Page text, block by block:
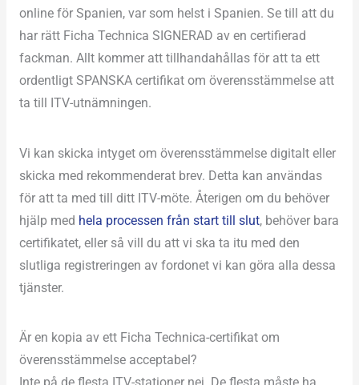
online för Spanien, var som helst i Spanien. Se till att du
har rätt Ficha Technica SIGNERAD av en certifierad
fackman. Allt kommer att tillhandahållas för att ta ett
ordentligt SPANSKA certifikat om överensstämmelse att
ta till ITV-utnämningen.
Vi kan skicka intyget om överensstämmelse digitalt eller
skicka med rekommenderat brev. Detta kan användas
för att ta med till ditt ITV-möte. Återigen om du behöver
hjälp med hela processen från start till slut, behöver bara
certifikatet, eller så vill du att vi ska ta itu med den
slutliga registreringen av fordonet vi kan göra alla dessa
tjänster.
Är en kopia av ett Ficha Technica-certifikat om
överensstämmelse acceptabel?